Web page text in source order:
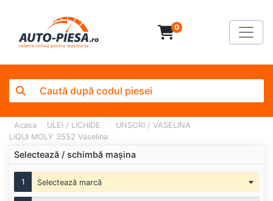
0
Acasa ULEI / LICHIDE
UNSORI / VASELINA
LIQUI MOLY 3552 Vaselina
Selectează / schimbă mașina
1 Selectează marcă